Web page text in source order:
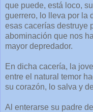
que puede, está loco,
guerrero, lo lleva por la
esas cacerías destruye
abominación que nos
mayor depredador.
En dicha cacería, la
entre el natural temor
su corazón, lo salva y
Al enterarse su padre